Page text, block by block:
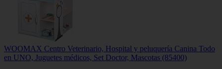
WOOMAX Centro Veterinario, Hospital y peluquería Canina Todo
en UNO, Juguetes médicos, Set Doctor, Mascotas (85400)